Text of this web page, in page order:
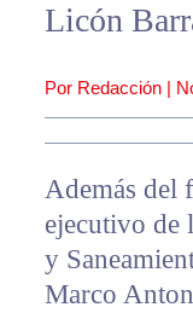
Licón
Por Redacción |
Además del
ejecutivo de
y
Marco